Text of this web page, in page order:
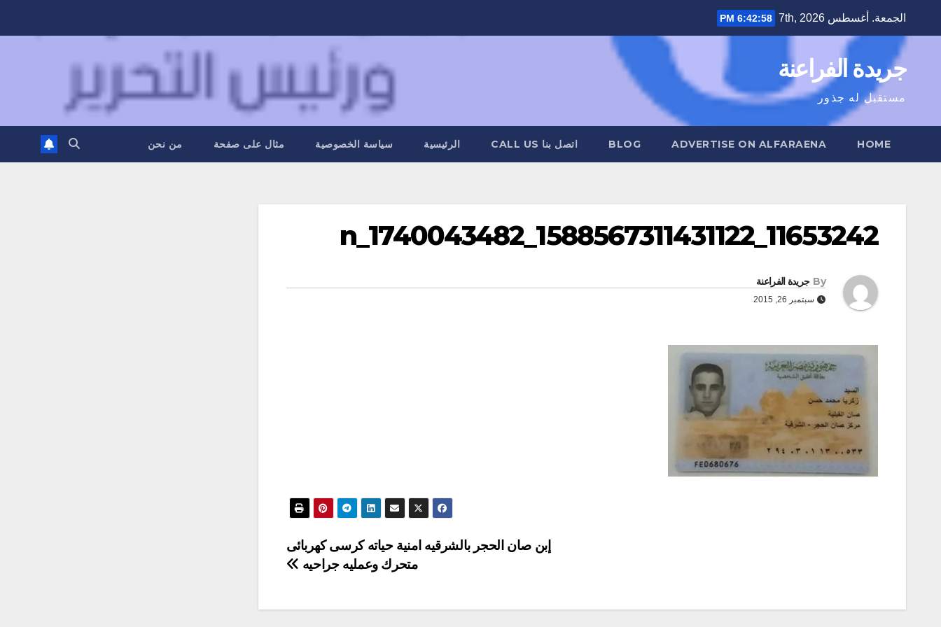
الجمعة. أغسطس 7th, 2026 6:42:59 PM
جريدة الفراعنة
مستقبل له جذور
HOME
ADVERTISE ON ALFARAENA
BLOG اتصل بنا CALL US الرئيسية سياسة الخصوصية مثال على صفحة من نحن
11653242_1588567311431122_1740043482_n
By جريدة الفراعنة
سبتمبر 26, 2015
إبن صان الحجر بالشرقيه امنية حياته كرسى كهربائى
متحرك وعمليه جراحيه